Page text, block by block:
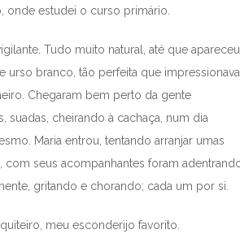
onde estudei o curso primário.
Tudo muito natural, até que apareceu
branco, tão perfeita que impressionava,
Chegaram bem perto da gente
cheirando à cachaça, num dia
Maria entrou, tentando arranjar umas
seus acompanhantes foram
gritando e chorando; cada um por si.
meu esconderijo favorito.